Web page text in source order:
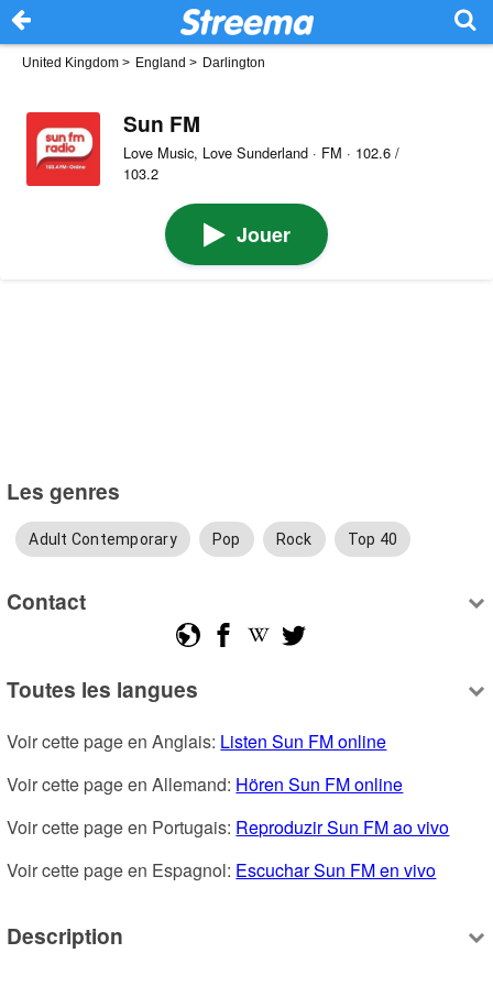
United Kingdom > England > Darlington
Sun FM
Love Music, Love Sunderland · FM · 102.6 /
103.2
Jouer
Les genres
Adult Contemporary Pop Rock Top 40
Contact
Toutes les langues
Voir cette page en Anglais: Listen Sun FM online
Voir cette page en Allemand: Hören Sun FM online
Voir cette page en Portugais: Reproduzir Sun FM ao vivo
Voir cette page en Espagnol: Escuchar Sun FM en vivo
Description